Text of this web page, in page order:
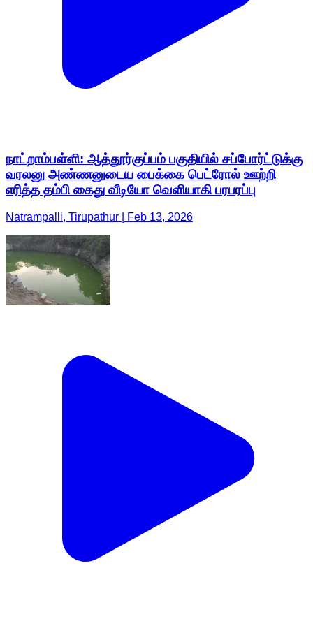
நாட்றாம்பள்ளி: ஆத்தூர்குப்பம் பகுதியில் சப்போர்ட்டுக்கு
வரலனு அண்ணனுடைய பைக்கை பெட்ரோல் ஊற்றி
எரித்த தம்பி கைது வீடியோ வெளியாகி பரபரப்பு
Natrampalli, Tirupathur | Feb 13, 2026